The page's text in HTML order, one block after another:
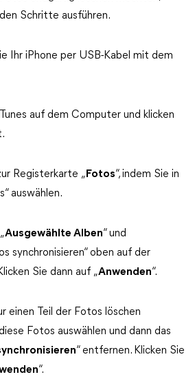
Schritte ausführen.
Ihr iPhone per USB-Kabel mit dem
auf dem Computer und klicken
Registerkarte „ Fotos“, indem Sie in
auswählen.
Ausgewählte Alben“ und
synchronisieren“ oben auf der
Sie dann auf „Anwenden“.
einen Teil der Fotos löschen
Fotos auswählen und dann das
“ entfernen. Klicken Sie
“.